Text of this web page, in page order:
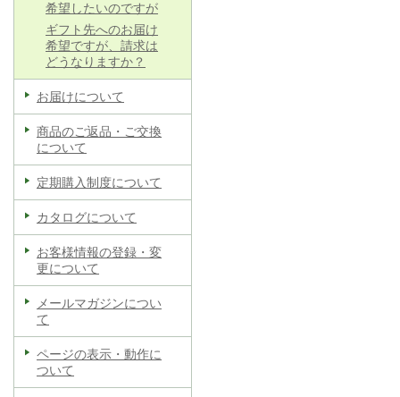
希望したいのですが
ギフト先へのお届け
希望ですが、請求は
どうなりますか？
お届けについて
商品のご返品・ご交換
について
定期購入制度について
カタログについて
お客様情報の登録・変
更について
メールマガジンについ
て
ページの表示・動作に
ついて